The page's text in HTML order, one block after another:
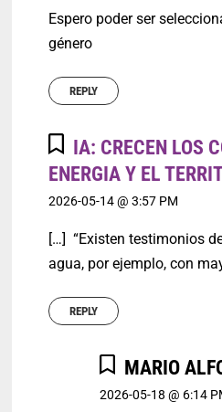
Espero poder ser
género
REPLY
IA: CRECEN LOS
ENERGIA Y EL
2026-05-14 @ 3:57 PM
[…] “Existen testimonios
agua, por ejemplo, con
REPLY
MARIO
2026-05-18 @ 6:14